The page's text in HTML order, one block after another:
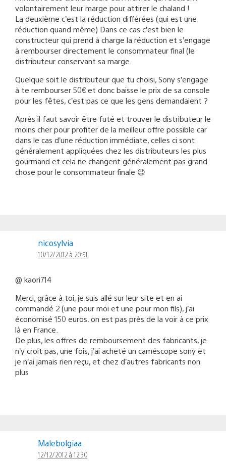
volontairement leur marge pour attirer le chaland !
La deuxième c’est la réduction différées (qui est une
réduction quand même) Dans ce cas c’est bien le
constructeur qui prend à charge la réduction et s’engage
à rembourser directement le consommateur final (le
distributeur conservant sa marge.
Quelque soit le distributeur que tu choisi, Sony s’engage
à te rembourser 50€ et donc baisse le prix de sa console
pour les fêtes, c’est pas ce que les gens demandaient ?
Après il faut savoir être futé et trouver le distributeur le
moins cher pour profiter de la meilleur offre possible car
dans le cas d’une réduction immédiate, celles ci sont
généralement appliquées chez les distributeurs les plus
gourmand et cela ne changent généralement pas grand
chose pour le consommateur finale 😉
nicosylvia
10/12/2012 à 20:51
@ kaori714
Merci, grâce à toi, je suis allé sur leur site et en ai
commandé 2 (une pour moi et une pour mon fils), j’ai
économisé 150 euros. on est pas près de la voir à ce prix
là en France.
De plus, les offres de remboursement des fabricants, je
n’y croit pas, une fois, j’ai acheté un caméscope sony et
je n’ai jamais rien reçu, et chez d’autres fabricants non
plus
Malebolgiaa
12/12/2012 à 12:30